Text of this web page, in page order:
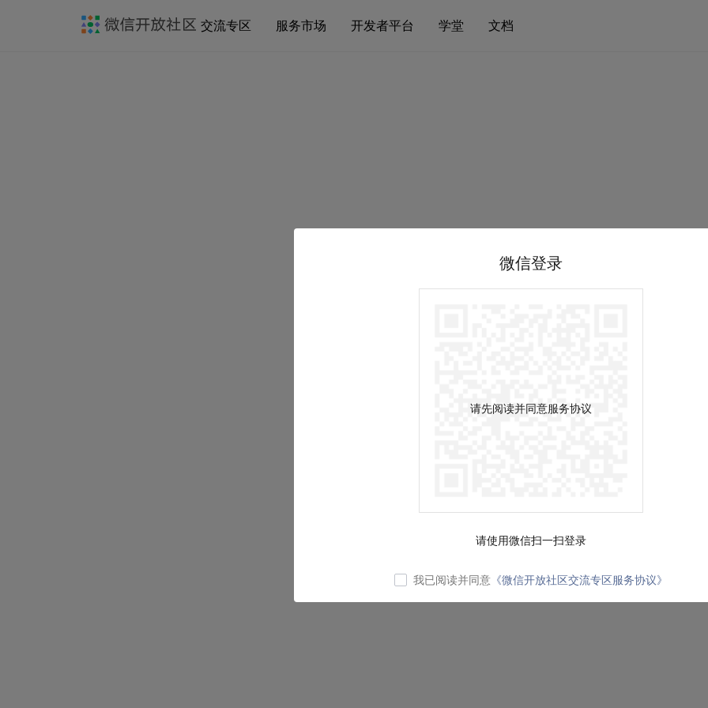
交流专区 服务市场 开发者平台 学堂 文档
微信登录
请先阅读并同意服务协议
请使用微信扫一扫登录
我已阅读并同意 《微信开放社区交流专区服务协议》